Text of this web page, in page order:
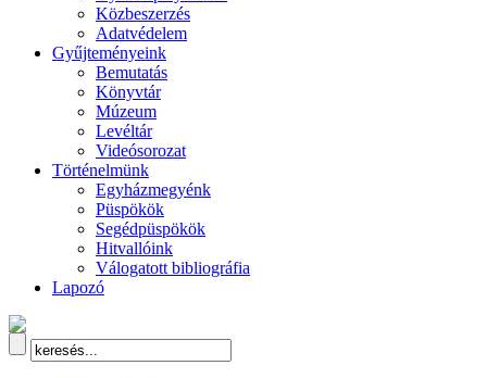
Közbeszerzés
Adatvédelem
Gyűjteményeink
Bemutatás
Könyvtár
Múzeum
Levéltár
Videósorozat
Történelmünk
Egyházmegyénk
Püspökök
Segédpüspökök
Hitvallóink
Válogatott bibliográfia
Lapozó